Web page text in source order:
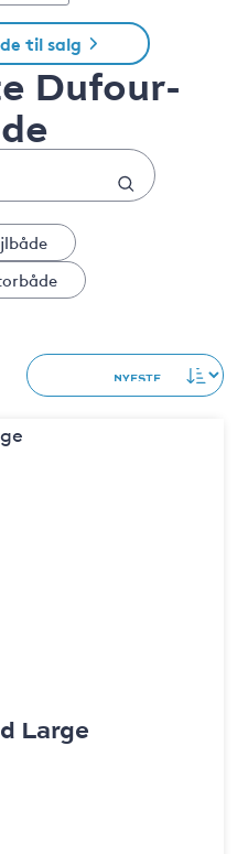
til salg
Dufour-
Large